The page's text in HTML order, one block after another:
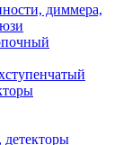
диммера,